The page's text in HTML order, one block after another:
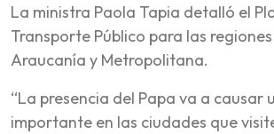
La ministra Paola Tapia detalló el
Transporte Público para las
Araucanía y Metropolitana.
“La presencia del Papa va a causar
importante en las ciudades que